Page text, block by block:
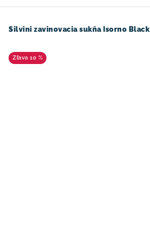
Silvini zavinovacia sukňa Isorno Black
10 %